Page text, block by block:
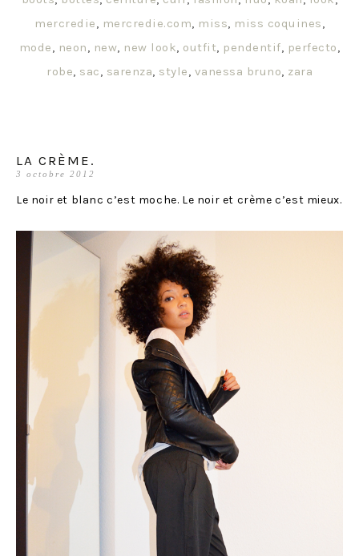
mercredie, mercredie.com, miss, miss coquines,
mode, neon, new, new look, outfit, pendentif, perfecto,
robe, sac, sarenza, style, vanessa bruno, zara
LA CRÈME.
3 octobre 2012
Le noir et blanc c’est moche. Le noir et crème c’est mieux.